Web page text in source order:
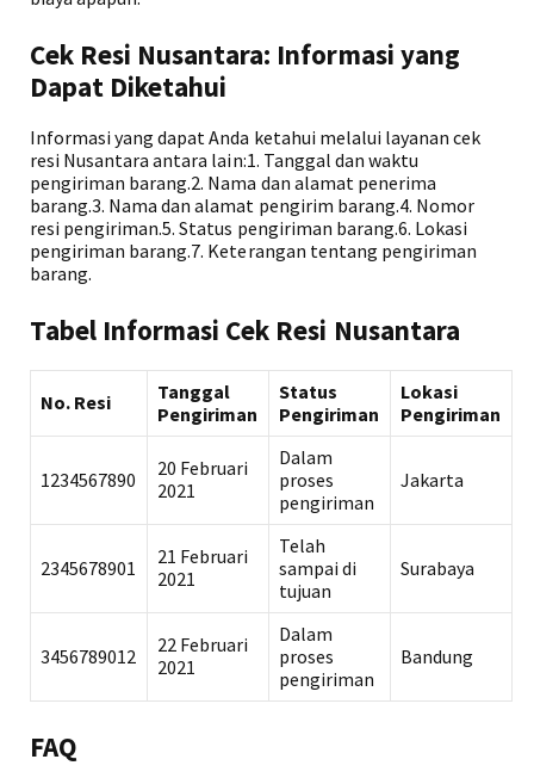
Cek Resi Nusantara: Informasi yang
Dapat Diketahui
Informasi yang dapat Anda ketahui melalui layanan cek
resi Nusantara antara lain:1. Tanggal dan waktu
pengiriman barang.2. Nama dan alamat penerima
barang.3. Nama dan alamat pengirim barang.4. Nomor
resi pengiriman.5. Status pengiriman barang.6. Lokasi
pengiriman barang.7. Keterangan tentang pengiriman
barang.
Tabel Informasi Cek Resi Nusantara
No. Resi
Tanggal
Pengiriman
Status
Pengiriman
Lokasi
Pengiriman
1234567890
20 Februari
2021
Dalam
proses
pengiriman
Jakarta
2345678901
21 Februari
2021
Telah
sampai di
tujuan
Surabaya
3456789012
22 Februari
2021
Dalam
proses
pengiriman
Bandung
FAQ